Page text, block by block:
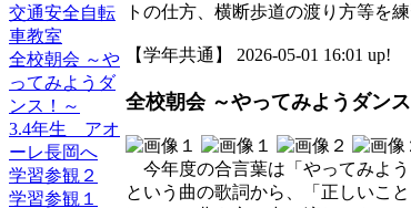
交通安全自転
車教室
全校朝会 ～や
ってみようダ
ンス！～
3.4年生 アオ
ーレ長岡へ
学習参観２
学習参観１
トの仕方、横断歩道の渡り方等を
【学年共通】 2026-05-01 16:01 up!
全校朝会 ～やってみようダン
今年度の合言葉は「やってみよう
という曲の歌詞から、「正しいこ